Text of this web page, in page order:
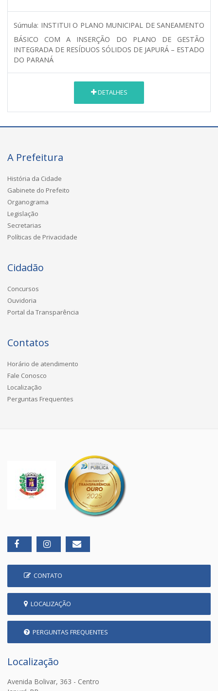
Súmula: INSTITUI O PLANO MUNICIPAL DE SANEAMENTO
BÁSICO COM A INSERÇÃO DO PLANO DE GESTÃO
INTEGRADA DE RESÍDUOS SÓLIDOS DE JAPURÁ – ESTADO
DO PARANÁ
DETALHES
A Prefeitura
História da Cidade
Gabinete do Prefeito
Organograma
Legislação
Secretarias
Políticas de Privacidade
Cidadão
Concursos
Ouvidoria
Portal da Transparência
Contatos
Horário de atendimento
Fale Conosco
Localização
Perguntas Frequentes
CONTATO
LOCALIZAÇÃO
PERGUNTAS FREQUENTES
Localização
Avenida Bolivar, 363 - Centro